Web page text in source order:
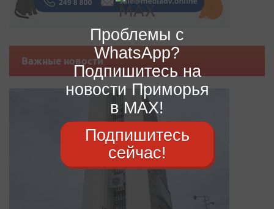
Важные новости
Проблемы с
WhatsApp?
Подпишитесь на
новости Приморья
в MAX!
Подпишитесь
сейчас!